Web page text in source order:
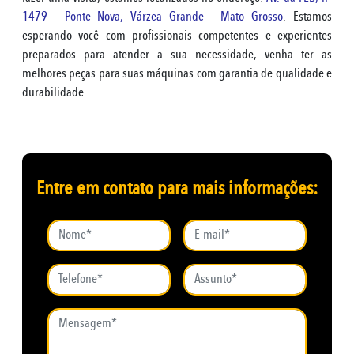
1479 - Ponte Nova, Várzea Grande - Mato Grosso. Estamos
esperando você com profissionais competentes e experientes
preparados para atender a sua necessidade, venha ter as
melhores peças para suas máquinas com garantia de qualidade e
durabilidade.
Entre em contato para mais informações: